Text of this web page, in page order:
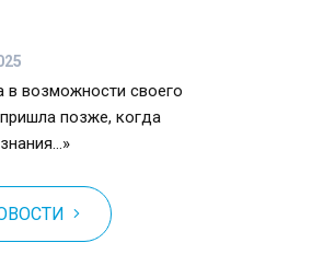
в возможности своего
позже, когда